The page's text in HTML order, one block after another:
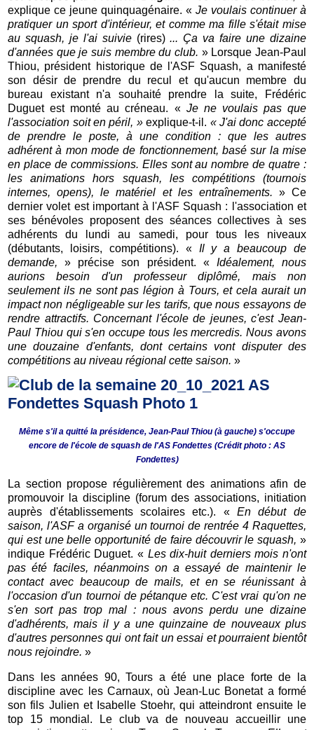
explique ce jeune quinquagénaire. « Je voulais continuer à
pratiquer un sport d'intérieur, et comme ma fille s'était mise
au squash, je l'ai suivie(rires)... Ça va faire une dizaine
d'années que je suis membre du club. » Lorsque Jean-Paul
Thiou, président historique de l'ASF Squash, a manifesté
son désir de prendre du recul et qu'aucun membre du
bureau existant n'a souhaité prendre la suite, Frédéric
Duguet est monté au créneau. « Je ne voulais pas que
l'association soit en péril, »explique-t-il. « J'ai donc accepté
de prendre le poste, à une condition : que les autres
adhérent à mon mode de fonctionnement, basé sur la mise
en place de commissions. Elles sont au nombre de quatre :
les animations hors squash, les compétitions (tournois
internes, opens), le matériel et les entraînements. » Ce
dernier volet est important à l'ASF Squash : l'association et
ses bénévoles proposent des séances collectives à ses
adhérents du lundi au samedi, pour tous les niveaux
(débutants, loisirs, compétitions). « Il y a beaucoup de
demande,» précise son président. « Idéalement, nous
aurions besoin d'un professeur diplômé, mais non
seulement ils ne sont pas légion à Tours, et cela aurait un
impact non négligeable sur les tarifs, que nous essayons de
rendre attractifs. Concernant l'école de jeunes, c'est Jean-
Paul Thiou qui s'en occupe tous les mercredis. Nous avons
une douzaine d'enfants, dont certains vont disputer des
compétitions au niveau régional cette saison.»
Même s'il a quitté la présidence, Jean-Paul Thiou (à gauche) s'occupe
encore de l'école de squash de l'AS Fondettes (Crédit photo : AS
Fondettes)
La section propose régulièrement des animations afin de
promouvoir la discipline (forum des associations, initiation
auprès d'établissements scolaires etc.). «En début de
saison, l'ASF a organisé un tournoi de rentrée 4 Raquettes,
qui est une belle opportunité de faire découvrir le squash, »
indique Frédéric Duguet. « Les dix-huit derniers mois n'ont
pas été faciles, néanmoins on a essayé de maintenir le
contact avec beaucoup de mails, et en se réunissant à
l'occasion d'un tournoi de pétanque etc. C'est vrai qu'on ne
s'en sort pas trop mal : nous avons perdu une dizaine
d'adhérents, mais il y a une quinzaine de nouveaux plus
d'autres personnes qui ont fait un essai et pourraient bientôt
nous rejoindre.»
Dans les années 90, Tours a été une place forte de la
discipline avec les Carnaux, où Jean-Luc Bonetat a formé
son fils Julien et Isabelle Stoehr, qui atteindront ensuite le
top 15 mondial. Le club va de nouveau accueillir une